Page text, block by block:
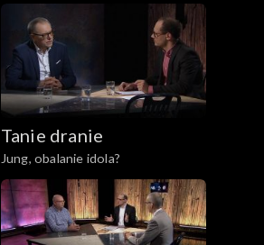
Tanie dranie
Jung, obalanie idola?